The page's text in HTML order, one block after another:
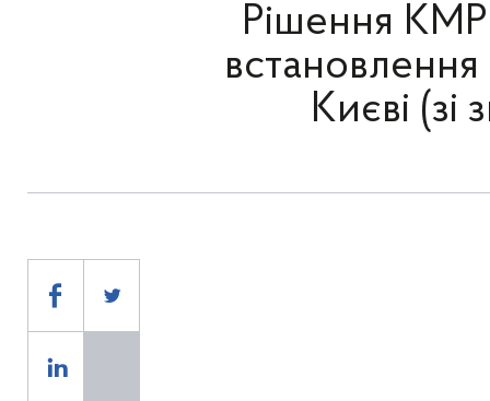
Рішення
встановлення
Києві